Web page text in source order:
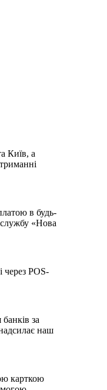
Київ, а
в будь-
«Нова
через POS-
за
наш
карткою